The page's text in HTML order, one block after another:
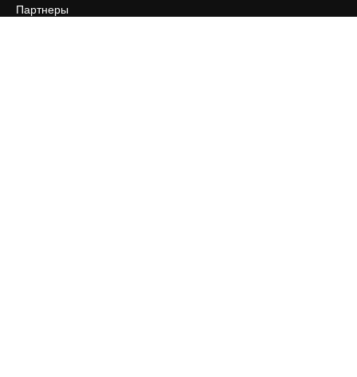
Партнеры